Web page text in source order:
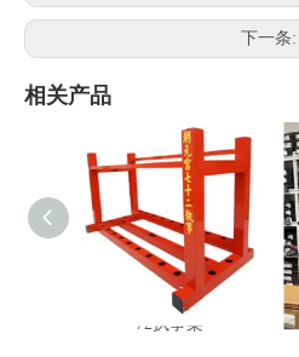
下一条:
相关产品
72执事架